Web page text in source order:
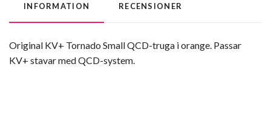
INFORMATION RECENSIONER
Original KV+ Tornado Small QCD-truga i orange. Passar
KV+ stavar med QCD-system.